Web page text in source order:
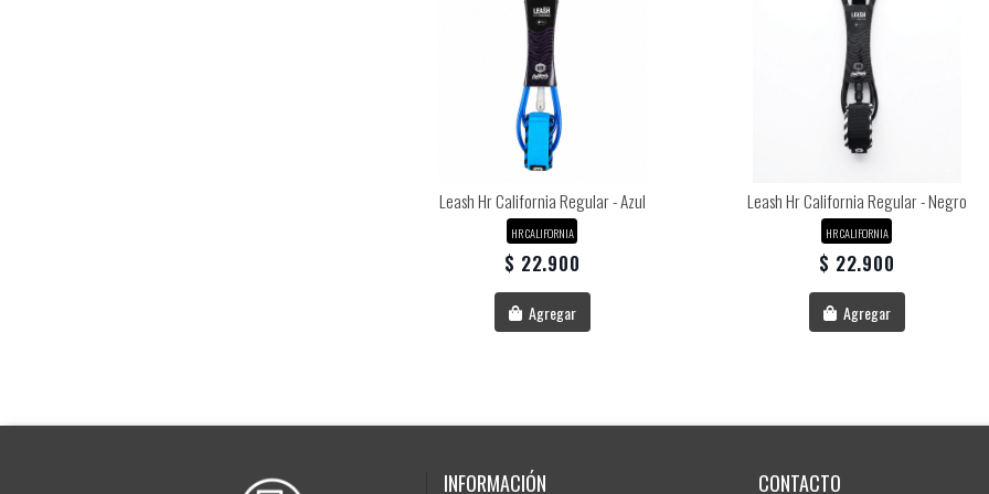
Leash Hr California Regular - Azul
HR CALIFORNIA
$ 22.900
Agregar
Leash Hr California Regular - Negro
HR CALIFORNIA
$ 22.900
Agregar
INFORMACIÓN CONTACTO